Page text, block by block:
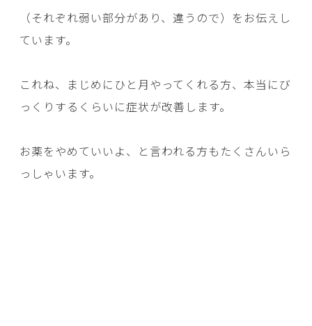
（それぞれ弱い部分があり、違うので）をお伝えし
ています。
これね、まじめにひと月やってくれる方、本当にび
っくりするくらいに症状が改善します。
お薬をやめていいよ、と言われる方もたくさんいら
っしゃいます。